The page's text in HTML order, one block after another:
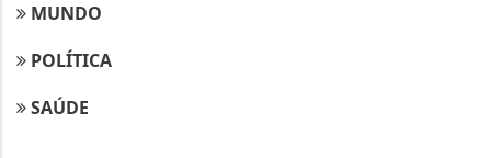
MUNDO
POLÍTICA
SAÚDE